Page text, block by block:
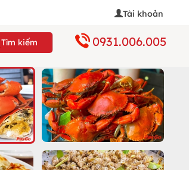
Tài khoản
Tìm kiếm 0931.006.005